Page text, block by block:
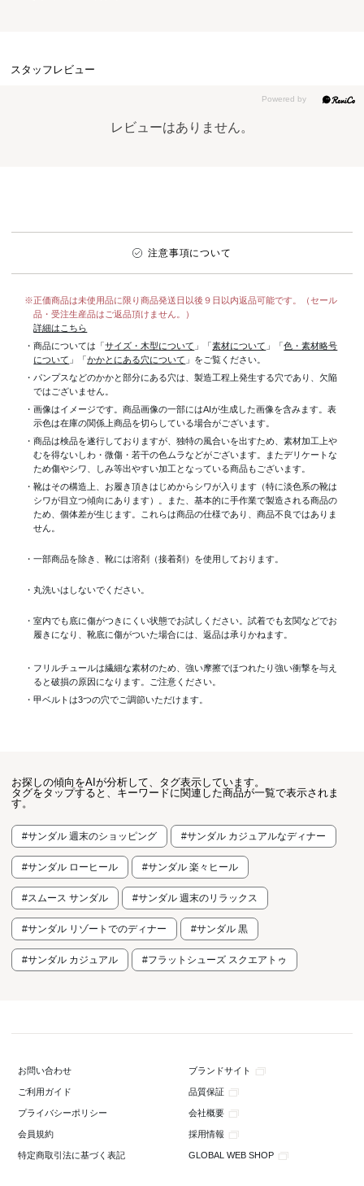
スタッフレビュー
レビューはありません。
注意事項について
※正価商品は未使用品に限り商品発送日以後９日以内返品可能です。（セール
品・受注生産品はご返品頂けません。）
詳細はこちら
・商品については「サイズ・木型について 」「素材について 」「色・素材略号
について 」「かかとにある穴について 」をご覧ください。
・パンプスなどのかかと部分にある穴は、製造工程上発生する穴であり、欠陥
ではございません。
・画像はイメージです。商品画像の一部にはAIが生成した画像を含みます。表
示色は在庫の関係上商品を切らしている場合がございます。
・商品は検品を遂行しておりますが、独特の風合いを出すため、素材加工上
むを得ないしわ・微傷・若干の色ムラなどがございます。またデリケートな
ため傷やシワ、しみ等出やすい加工となっている商品もございます。
・靴はその構造上、お履き頂きはじめからシワが入ります（特に淡色系の靴は
シワが目立つ傾向にあります）。また、基本的に手作業で製造される商品の
ため、個体差が生じます。これらは商品の仕様であり、商品不良ではありま
せん。
・一部商品を除き、靴には溶剤（接着剤）を使用しております。
・丸洗いはしないでください。
・室内でも底に傷がつきにくい状態でお試しください。試着でも玄関などでお
履きになり、靴底に傷がついた場合には、返品は承りかねます。
・フリルチュールは繊細な素材のため、強い摩擦でほつれたり強い衝撃を与え
ると破損の原因になります。ご注意ください。
・甲ベルトは3つの穴でご調節いただけます。
お探しの傾向をAIが分析して、タグ表示しています。
タグをタップすると、キーワードに関連した商品が一覧で表示されま
す。
#サンダル 週末のショッピング #サンダル カジュアルなディナー
#サンダル ローヒール #サンダル 楽々ヒール
#スムース サンダル #サンダル 週末のリラックス
#サンダル リゾートでのディナー #サンダル 黒
#サンダル カジュアル #フラットシューズ スクエアトゥ
お問い合わせ ブランドサイト
ご利用ガイド 品質保証
プライバシーポリシー 会社概要
会員規約 採用情報
特定商取引法に基づく表記 GLOBAL WEB SHOP